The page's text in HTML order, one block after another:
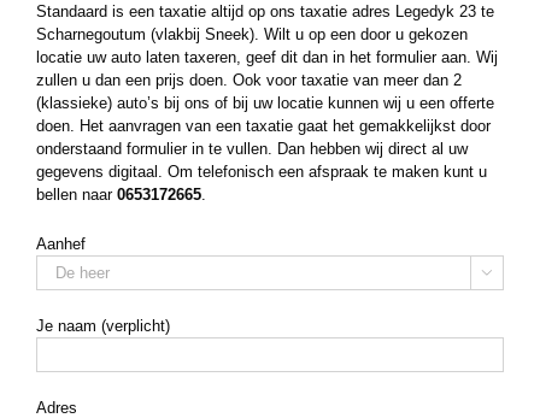
Standaard is een taxatie altijd op ons taxatie adres Legedyk 23 te
Scharnegoutum (vlakbij Sneek). Wilt u op een door u gekozen
locatie uw auto laten taxeren, geef dit dan in het formulier aan. Wij
zullen u dan een prijs doen. Ook voor taxatie van meer dan 2
(klassieke) auto’s bij ons of bij uw locatie kunnen wij u een offerte
doen. Het aanvragen van een taxatie gaat het gemakkelijkst door
onderstaand formulier in te vullen. Dan hebben wij direct al uw
gegevens digitaal. Om telefonisch een afspraak te maken kunt u
bellen naar 0653172665
Aanhef

Je naam (verplicht)
Adres